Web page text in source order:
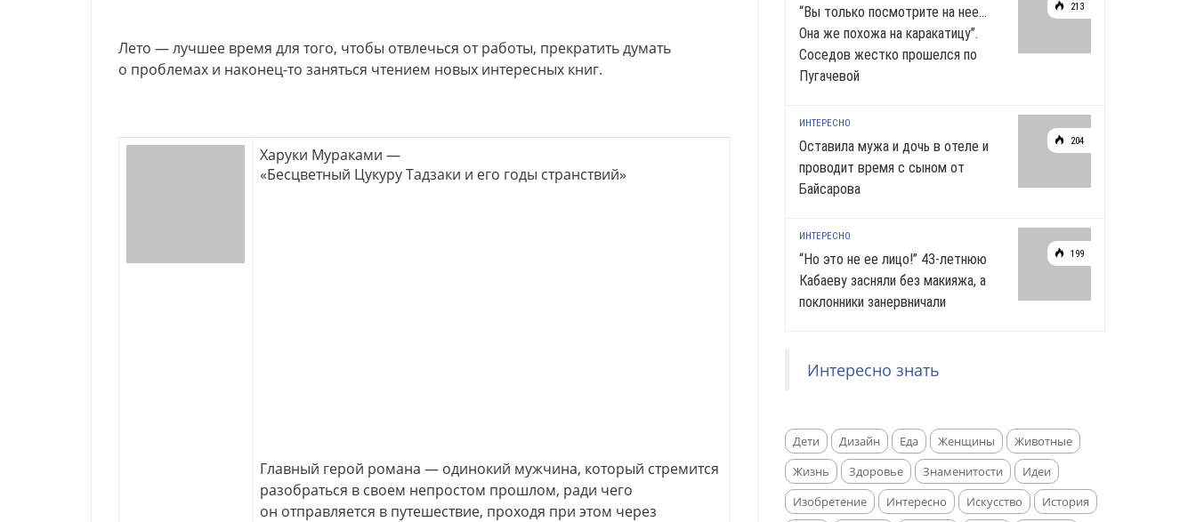
Лето — лучшее время для того, чтобы отвлечься от работы, прекратить думать
о проблемах и наконец-то заняться чтением новых интересных книг.
Харуки Мураками —
«Бесцветный Цукуру Тадзаки и его годы странствий»
Главный герой романа — одинокий мужчина, который стремится
разобраться в своем непростом прошлом, ради чего
он отправляется в путешествие, проходя при этом через
213
“Вы только посмотрите на нее…
Она же похожа на каракатицу”.
Соседов жестко прошелся по
Пугачевой
204
ИНТЕРЕСНО
Оставила мужа и дочь в отеле и
проводит время с сыном от
Байсарова
199
ИНТЕРЕСНО
“Но это не ее лицо!” 43-летнюю
Кабаеву засняли без макияжа, а
поклонники занервничали
Интересно знать
Дети Дизайн Еда Женщины
Животные
Жизнь
Здоровье Знаменитости
Идеи
Изобретение
Интересно Искусство
История